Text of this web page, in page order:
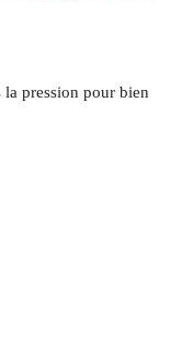
pression pour bien